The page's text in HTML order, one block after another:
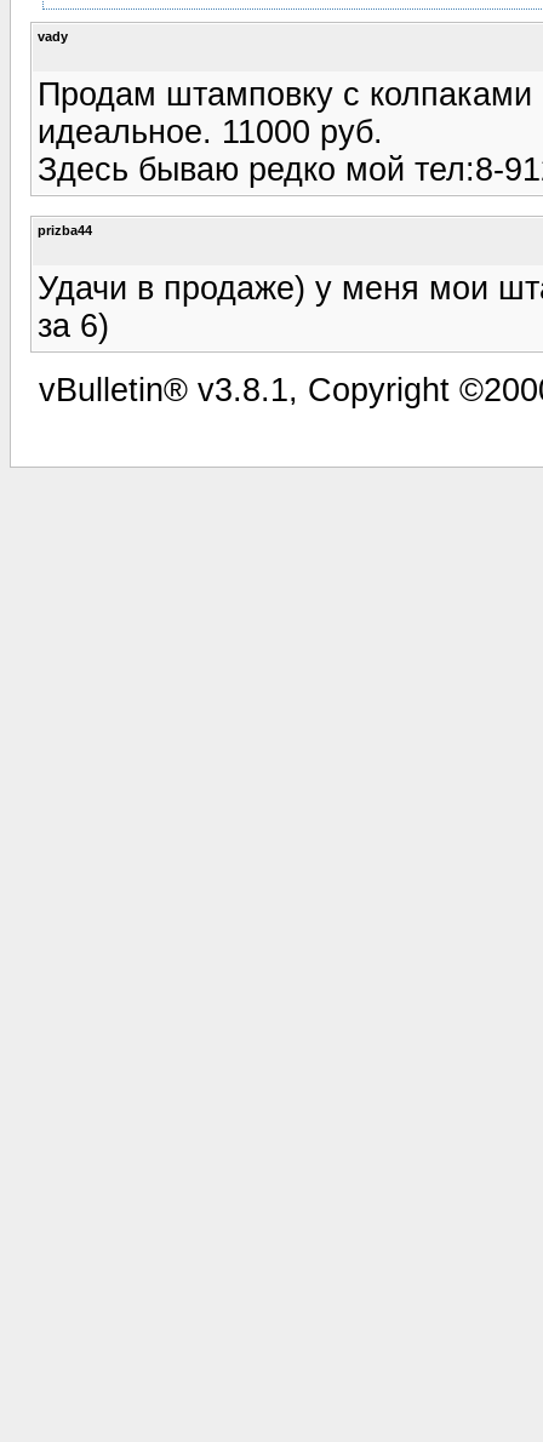
vady
Продам штамповку с колпаками
идеальное. 11000 руб.
Здесь бываю редко мой тел:8-
prizba44
Удачи в продаже) у меня мои
за 6)
vBulletin® v3.8.1, Copyright